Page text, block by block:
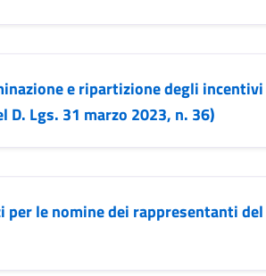
e ripartizione degli
D. Lgs. 31 marzo 2023, n. 36)
le nomine dei rappresentanti del